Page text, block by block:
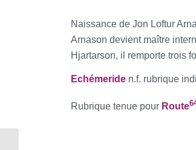
Naissance de Jon Loftur
Arnason devient maître
Hjartarson, il remporte trois
Echémeride n.f. rubrique
Rubrique tenue pour Route